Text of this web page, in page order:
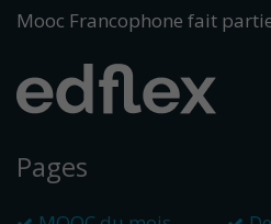
Mooc Francophone fait
Pages